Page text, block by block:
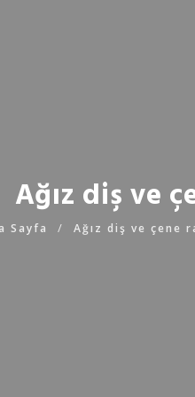
Ağız diş ve
Sayfa Ağız diş ve çene